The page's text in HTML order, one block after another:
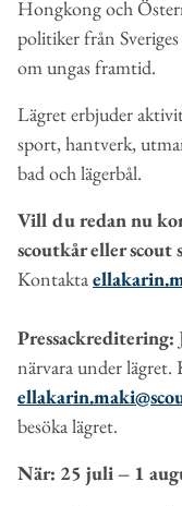
Hongkong och
politiker från
om ungas framtid.
Lägret erbjuder
sport, hantverk,
bad och lägerbål.
Vill du redan nu
scoutkår eller scout
Kontakta
Pressackreditering:
närvara under lägret.
besöka lägret.
När: 25 juli – 1